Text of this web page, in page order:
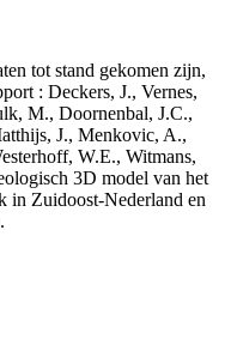
tot stand gekomen zijn,
: Deckers, J., Vernes,
M., Doornenbal, J.C.,
J., Menkovic, A.,
W.E., Witmans,
3D model van het
in Zuidoost-Nederland en